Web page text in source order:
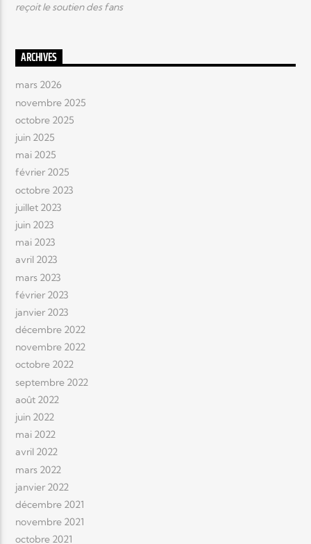
reçoit le soutien des fans
ARCHIVES
mars 2026
novembre 2025
octobre 2025
juin 2025
mai 2025
février 2025
octobre 2023
juillet 2023
juin 2023
mai 2023
avril 2023
mars 2023
février 2023
janvier 2023
décembre 2022
novembre 2022
octobre 2022
septembre 2022
août 2022
juin 2022
mai 2022
avril 2022
mars 2022
janvier 2022
décembre 2021
novembre 2021
octobre 2021